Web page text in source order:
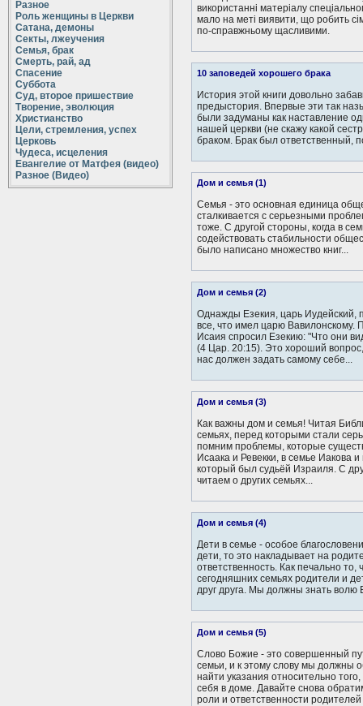
Разное
Роль женщины в Церкви
Сатана, демоны
Секты, лжеучения
Семья, брак
Смерть, рай, ад
Спасение
Суббота
Суд, второе пришествие
Творение, эволюция
Христианство
Цели, стремления, успех
Церковь
Чудеса, исцеления
Евангелие от Матфея (видео)
Разное (Видео)
використанні матеріалу
мало на меті виявити, що робить
по-справжньому щасливими.
10 заповедей хорошего брака
История этой книги довольно
предыстория. Впервые эти так
были задуманы как наставление
нашей церкви (не скажу какой
браком. Брак был ответственный,
Дом и семья (1)
Семья - это основная единица
сталкивается с серьезными
тоже. С другой стороны, когда в
содействовать стабильности
было написано множество книг...
Дом и семья (2)
Однажды Езекия, царь Иудейский,
все, что имел царю Вавилонскому.
Исаия спросил Езекию: "Что они
(4 Цар. 20:15). Это хороший
нас должен задать самому себе...
Дом и семья (3)
Как важны дом и семья! Читая
семьях, перед которыми стали
помним проблемы, которые
Исаака и Ревекки, в семье Иакова
который был судьёй Израиля. С
читаем о других семьях...
Дом и семья (4)
Дети в семье - особое
дети, то это накладывает на
ответственность. Как печально то,
сегодняшних семьях родители и
друг друга. Мы должны знать волю
Дом и семья (5)
Слово Божие - это совершенный
семьи, и к этому слову мы должны
найти указания относительно
себя в доме. Давайте снова
роли и ответственности